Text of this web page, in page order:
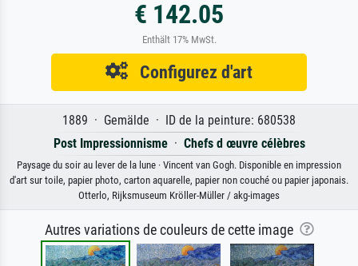
€ 142.05
Enthält 17% MwSt.
Configurez d'art
1889 · Gemälde · ID de la peinture: 680538
Post Impressionnisme· Chefs d œuvre célèbres
Paysage du soir au lever de la lune · Vincent van Gogh. Disponible en impression
d'art sur toile, papier photo, carton aquarelle, papier non couché ou papier japonais.
Otterlo, Rijksmuseum Kröller-Müller / akg-images
Autres variations de couleurs de cette image